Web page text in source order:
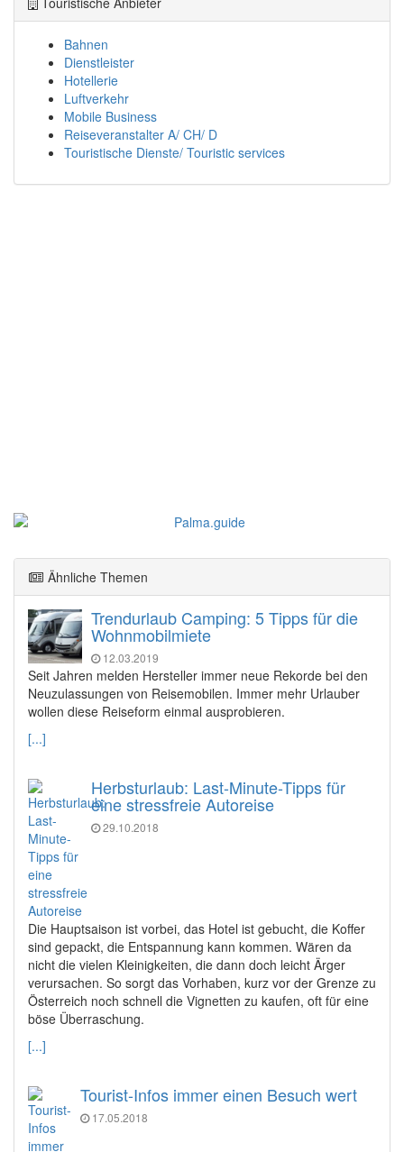
Bahnen
Dienstleister
Hotellerie
Luftverkehr
Mobile Business
Reiseveranstalter A/ CH/ D
Touristische Dienste/ Touristic services
Ähnliche Themen
Trendurlaub Camping: 5 Tipps für die
Wohnmobilmiete
12.03.2019
Seit Jahren melden Hersteller immer neue Rekorde bei den
Neuzulassungen von Reisemobilen. Immer mehr Urlauber
wollen diese Reiseform einmal ausprobieren.
[...]
Herbsturlaub: Last-Minute-Tipps für
eine stressfreie Autoreise
29.10.2018
Die Hauptsaison ist vorbei, das Hotel ist gebucht, die Koffer
sind gepackt, die Entspannung kann kommen. Wären da
nicht die vielen Kleinigkeiten, die dann doch leicht Ärger
verursachen. So sorgt das Vorhaben, kurz vor der Grenze zu
Österreich noch schnell die Vignetten zu kaufen, oft für eine
böse Überraschung.
[...]
Tourist-Infos immer einen Besuch wert
17.05.2018